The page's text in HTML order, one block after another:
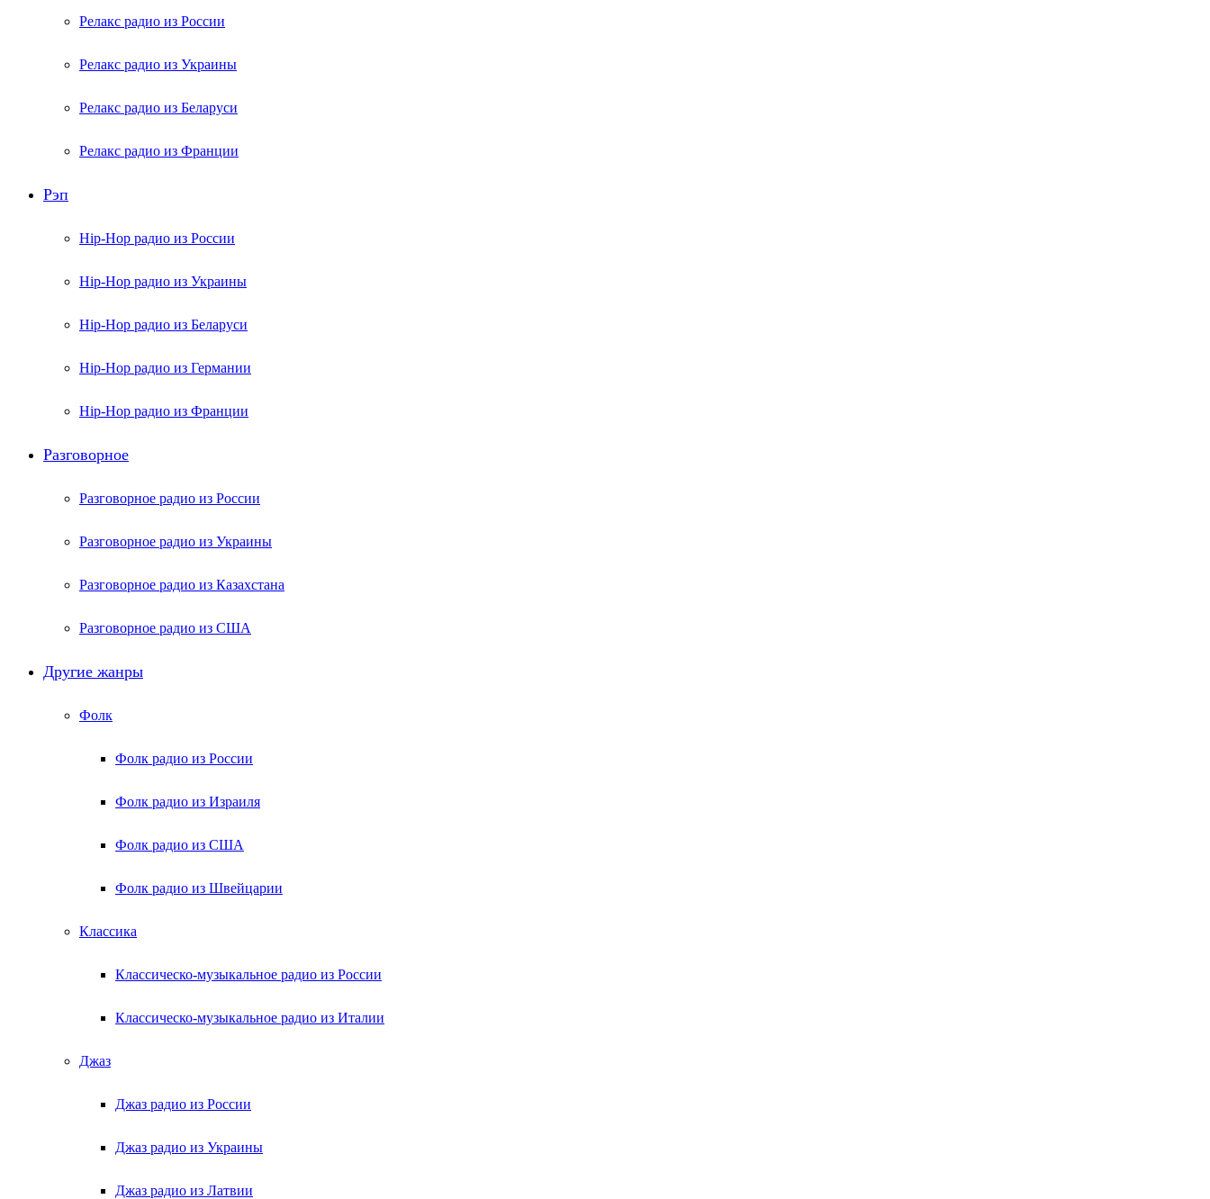
Релакс радио из России
Релакс радио из Украины
Релакс радио из Беларуси
Релакс радио из Франции
Рэп
Hip-Hop радио из России
Hip-Hop радио из Украины
Hip-Hop радио из Беларуси
Hip-Hop радио из Германии
Hip-Hop радио из Франции
Разговорное
Разговорное радио из России
Разговорное радио из Украины
Разговорное радио из Казахстана
Разговорное радио из США
Другие жанры
Фолк
Фолк радио из России
Фолк радио из Израиля
Фолк радио из США
Фолк радио из Швейцарии
Классика
Классическо-музыкальное радио из России
Классическо-музыкальное радио из Италии
Джаз
Джаз радио из России
Джаз радио из Украины
Джаз радио из Латвии